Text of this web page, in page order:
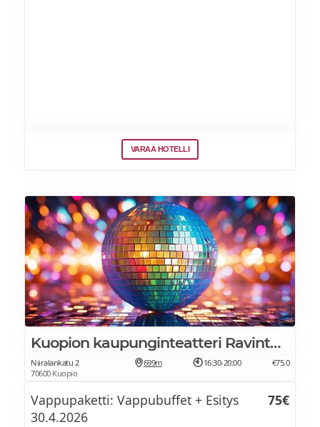
VARAA HOTELLI
Kuopion kaupunginteatteri Ravintola Ofelia
Niiralankatu 2
70600 Kuopio
699m 16:30-20:00 €75.0
Vappupaketti: Vappubuffet + Esitys
30.4.2026
75€